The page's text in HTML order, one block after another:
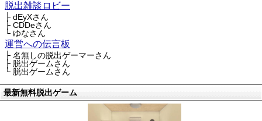
脱出雑談ロビー
├ dEyXさん
├ CDDeさん
└ ゆなさん
運営への伝言板
├ 名無しの脱出ゲーマーさん
├ 脱出ゲームさん
└ 脱出ゲームさん
最新無料脱出ゲーム